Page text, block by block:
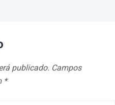
publicado. Campos
*